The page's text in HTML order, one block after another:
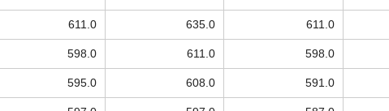
611.0 635.0 611.0
598.0 611.0 598.0
595.0 608.0 591.0